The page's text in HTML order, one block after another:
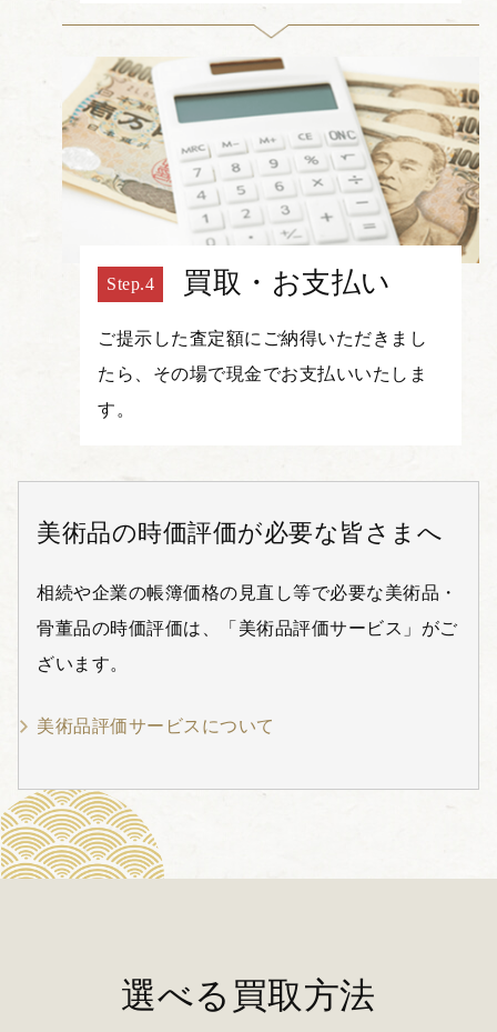
買取・お支払い
ご提示した査定額にご納得いただきまし
たら、その場で現金でお支払いいたしま
す。
美術品の時価評価が必要な皆さまへ
相続や企業の帳簿価格の見直し等で必要な美術品・
骨董品の時価評価は、「美術品評価サービス」がご
ざいます。
美術品評価サービスについて
選べる買取方法